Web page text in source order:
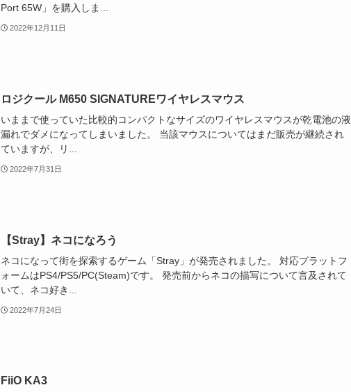
Port 65W」を購入しま...
2022年12月11日
ロジクール M650 SIGNATUREワイヤレスマウス
いままで使っていた比較的コンパクトなサイズのワイヤレスマウスが乾電池の液
漏れでダメになってしまいました。 当該マウスについてはまだ販売が継続され
ていますが、リ...
2022年7月31日
【Stray】ネコになろう
ネコになって街を探索するゲーム「Stray」が発売されました。 対応プラットフ
ォームはPS4/PS5/PC(Steam)です。 発売前からネコの描写について言及されて
いて、ネコ好き...
2022年7月24日
FiiO KA3